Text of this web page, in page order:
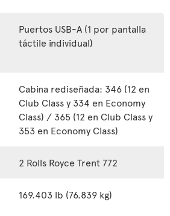
Puertos USB-A (1 por pantalla
táctile individual)
Cabina rediseñada: 346 (12 en
Club Class y 334 en Economy
Class) / 365 (12 en Club Class y
353 en Economy Class)
2 Rolls Royce Trent 772
169.403 lb (76.839 kg)